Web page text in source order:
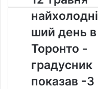
травня
найхолодніший
день
в
Торонто
градусник
показав
найхолодні
ший день в
Торонто -
градусник
показав -3